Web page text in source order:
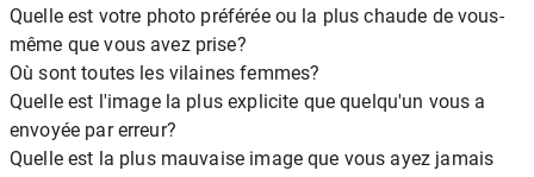
Quelle est votre photo préférée ou la plus chaude de vous-
même que vous avez prise?
Où sont toutes les vilaines femmes?
Quelle est l'image la plus explicite que quelqu'un vous a
envoyée par erreur?
Quelle est la plus mauvaise image que vous ayez jamais